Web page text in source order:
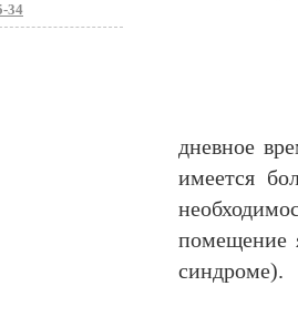
34
дневное
имеется
помещение
синдроме).